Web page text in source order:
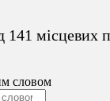
місцевих
словом